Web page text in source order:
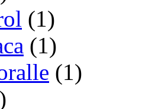
(1)
(1)
(1)